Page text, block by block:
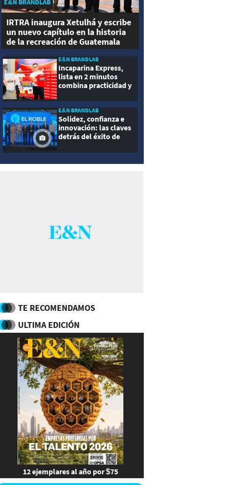
E&N BRANDLAB
IRTRA inaugura Xetulhá y escribe
un nuevo capítulo en la historia
de la recreación de Guatemala
E&N BRANDLAB
Incaparina Express,
lista en 2 minutos
combina practicidad y
E&N BRANDLAB
Solidez, confianza e
innovación: las claves
detrás del éxito de
TE RECOMENDAMOS
ULTIMA EDICIÓN
12 ejemplares al año por $75